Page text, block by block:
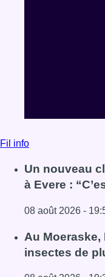
Fil info
Un nouveau
à Evere :
08 août 2026 -
Lire l'article Un
Au
insectes de